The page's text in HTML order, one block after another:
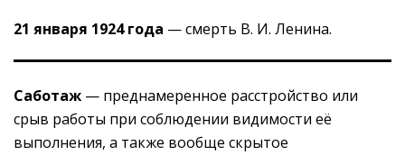
21 января 1924 года — смерть В. И. Ленина.
Саботаж — преднамеренное расстройство или
срыв работы при соблюдении видимости её
выполнения, а также вообще скрытое